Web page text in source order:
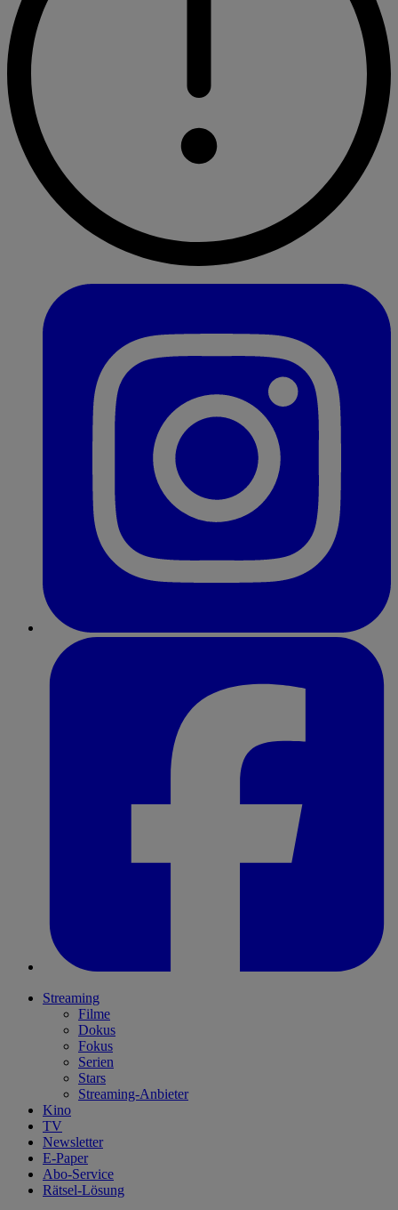
Streaming
Filme
Dokus
Fokus
Serien
Stars
Streaming-Anbieter
Kino
TV
Newsletter
E-Paper
Abo-Service
Rätsel-Lösung